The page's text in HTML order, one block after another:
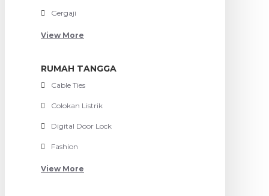
Gergaji
View More
RUMAH TANGGA
Cable Ties
Colokan Listrik
Digital Door Lock
Fashion
View More